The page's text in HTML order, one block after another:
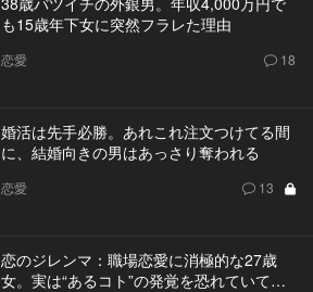
も15歳年下女に突然フラレた理由
恋愛 18
婚活は先手必勝。あれこれ注文つけてる間
に、結婚向きの男はあっさり奪われる
恋愛 13
恋のジレンマ：職場恋愛に消極的な27歳
女。実は“あるコト”の発覚を恐れていて…